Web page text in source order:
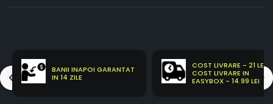
BANII INAPOI GARANTAT
IN 14 ZILE
COST LIVRARE - 21 LEI
COST LIVRARE IN
EASYBOX - 14.99 LEI